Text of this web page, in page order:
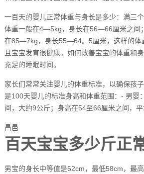
一百天的婴儿正常体重与身长是多少：满三
体重一般在4—5kg，身长在56—66厘米之间
在85—7kg，身长55—64。5厘米，这样的体
且宝宝发育很健康。如何改善宝宝的体重和
充足的睡眠时间。
家长们常常关注婴儿的体重标准，以确保孩
是100天婴儿的标准身高和体重范围：- 男婴
间，大约9公斤；身高在54至66厘米之间，平
昌邑
百天宝宝多少斤正
男宝的身长中等值是62cm，最低58cm，最